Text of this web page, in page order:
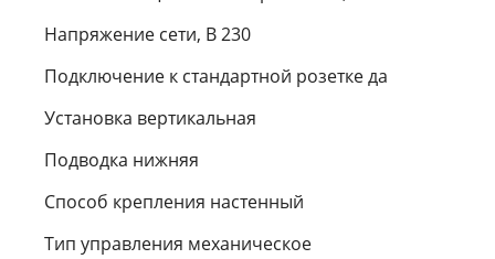
Напряжение сети, В 230
Подключение к стандартной розетке да
Установка вертикальная
Подводка нижняя
Способ крепления настенный
Тип управления механическое